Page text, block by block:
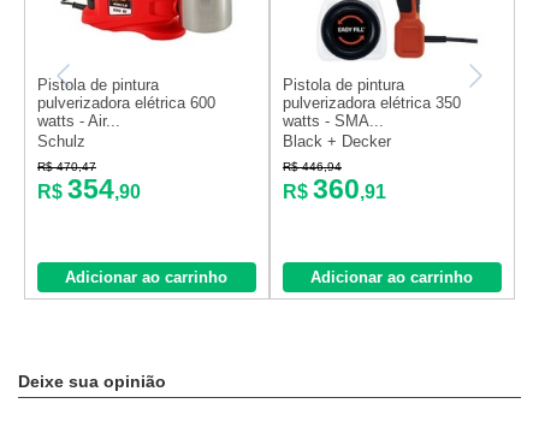
Pistola de pintura
pulverizadora elétrica 600
watts - Air...
Schulz
R$ 470,47
R$ 354,90
Adicionar ao carrinho
Pistola de pintura
pulverizadora elétrica 350
watts - SMA...
Black + Decker
R$ 446,94
R$ 360,91
Adicionar ao carrinho
Deixe sua opinião